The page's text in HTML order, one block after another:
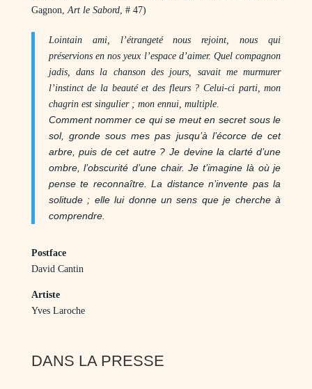
Gagnon,Art le Sabord, # 47)
Lointain ami, l’étrangeté nous rejoint, nous qui
préservions en nos yeux l’espace d’aimer. Quel compagnon
jadis, dans la chanson des jours, savait me murmurer
l’instinct de la beauté et des fleurs ? Celui-ci parti, mon
chagrin est singulier ; mon ennui, multiple.
Comment nommer ce qui se meut en secret sous le
sol, gronde sous mes pas jusqu’à l’écorce de cet
arbre, puis de cet autre ? Je devine la clarté d’une
ombre, l’obscurité d’une chair. Je t’imagine là où je
pense te reconnaître. La distance n’invente pas la
solitude ; elle lui donne un sens que je cherche à
comprendre.
Postface
David Cantin
Artiste
Yves Laroche
DANS LA PRESSE